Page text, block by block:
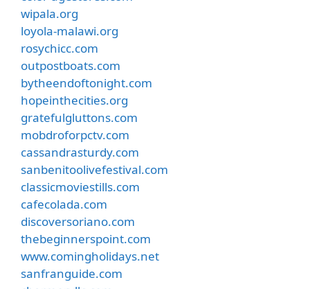
wipala.org
loyola-malawi.org
rosychicc.com
outpostboats.com
bytheendoftonight.com
hopeinthecities.org
gratefulgluttons.com
mobdroforpctv.com
cassandrasturdy.com
sanbenitoolivefestival.com
classicmoviestills.com
cafecolada.com
discoversoriano.com
thebeginnerspoint.com
www.comingholidays.net
sanfranguide.com